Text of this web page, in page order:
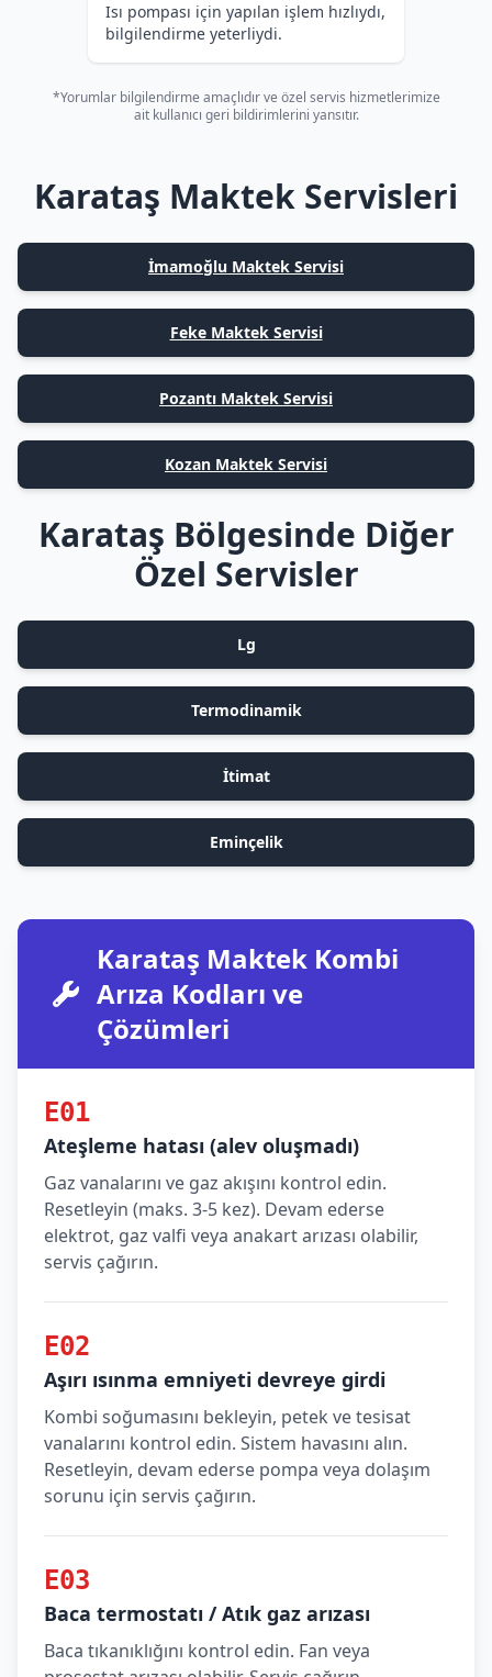
Isı pompası için yapılan işlem hızlıydı,
bilgilendirme yeterliydi.
*Yorumlar bilgilendirme amaçlıdır ve özel servis hizmetlerimize
ait kullanıcı geri bildirimlerini yansıtır.
Karataş Maktek Servisleri
İmamoğlu Maktek Servisi
Feke Maktek Servisi
Pozantı Maktek Servisi
Kozan Maktek Servisi
Karataş Bölgesinde Diğer
Özel Servisler
Lg
Termodinamik
İtimat
Eminçelik
Karataş Maktek Kombi
Arıza Kodları ve
Çözümleri
E01
Ateşleme hatası (alev oluşmadı)
Gaz vanalarını ve gaz akışını kontrol edin.
Resetleyin (maks. 3-5 kez). Devam ederse
elektrot, gaz valfi veya anakart arızası olabilir,
servis çağırın.
E02
Aşırı ısınma emniyeti devreye girdi
Kombi soğumasını bekleyin, petek ve tesisat
vanalarını kontrol edin. Sistem havasını alın.
Resetleyin, devam ederse pompa veya dolaşım
sorunu için servis çağırın.
E03
Baca termostatı / Atık gaz arızası
Baca tıkanıklığını kontrol edin. Fan veya